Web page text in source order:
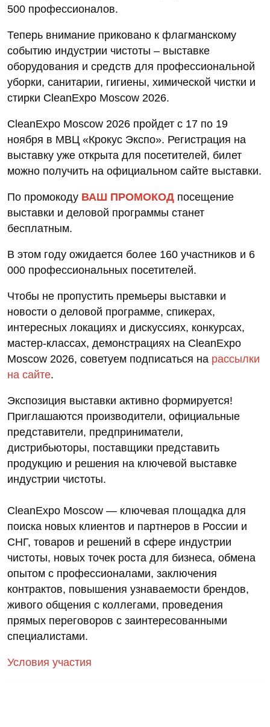
500 профессионалов.
Теперь внимание приковано к флагманскому
событию индустрии чистоты – выставке
оборудования и средств для профессиональной
уборки, санитарии, гигиены, химической чистки и
стирки CleanExpo Moscow 2026.
CleanExpo Moscow 2026 пройдет с 17 по 19
ноября в МВЦ «Крокус Экспо». Регистрация на
выставку уже открыта для посетителей, билет
можно получить на официальном сайте выставки.
По промокоду ВАШ ПРОМОКОД посещение
выставки и деловой программы станет
бесплатным.
В этом году ожидается более 160 участников и 6
000 профессиональных посетителей.
Чтобы не пропустить премьеры выставки и
новости о деловой программе, спикерах,
интересных локациях и дискуссиях, конкурсах,
мастер-классах, демонстрациях на CleanExpo
Moscow 2026, советуем подписаться на рассылки
на сайте.
Экспозиция выставки активно формируется!
Приглашаются производители, официальные
представители, предприниматели,
дистрибьюторы, поставщики представить
продукцию и решения на ключевой выставке
индустрии чистоты.
CleanExpo Moscow — ключевая площадка для
поиска новых клиентов и партнеров в России и
СНГ, товаров и решений в сфере индустрии
чистоты, новых точек роста для бизнеса, обмена
опытом с профессионалами, заключения
контрактов, повышения узнаваемости брендов,
живого общения с коллегами, проведения
прямых переговоров с заинтересованными
специалистами.
Условия участия